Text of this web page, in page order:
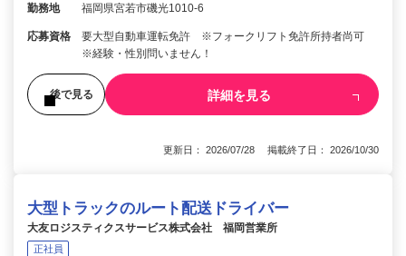
勤務地 福岡県宮若市磯光1010-6
応募資格
要大型自動車運転免許 ※フォークリフト免許所持者尚可
※経験・性別問いません！
後で見る 詳細を見る
更新日： 2026/07/28 掲載終了日： 2026/10/30
大型トラックのルート配送ドライバー
大友ロジスティクスサービス株式会社 福岡営業所
正社員